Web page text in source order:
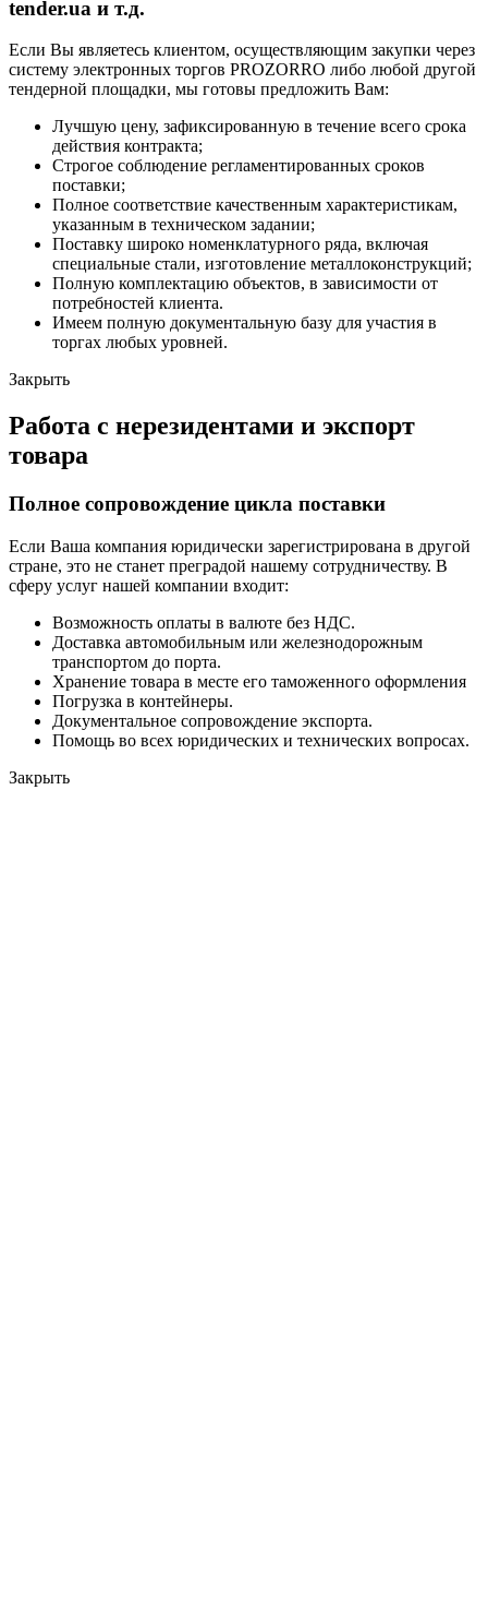
tender.ua и т.д.
Если Вы являетесь клиентом, осуществляющим закупки через
систему электронных торгов PROZORRO либо любой другой
тендерной площадки, мы готовы предложить Вам:
Лучшую цену, зафиксированную в течение всего срока
действия контракта;
Строгое соблюдение регламентированных сроков
поставки;
Полное соответствие качественным характеристикам,
указанным в техническом задании;
Поставку широко номенклатурного ряда, включая
специальные стали, изготовление металлоконструкций;
Полную комплектацию объектов, в зависимости от
потребностей клиента.
Имеем полную документальную базу для участия в
торгах любых уровней.
Закрыть
Работа с нерезидентами и экспорт
товара
Полное сопровождение цикла поставки
Если Ваша компания юридически зарегистрирована в другой
стране, это не станет преградой нашему сотрудничеству. В
сферу услуг нашей компании входит:
Возможность оплаты в валюте без НДС.
Доставка автомобильным или железнодорожным
транспортом до порта.
Хранение товара в месте его таможенного оформления
Погрузка в контейнеры.
Документальное сопровождение экспорта.
Помощь во всех юридических и технических вопросах.
Закрыть